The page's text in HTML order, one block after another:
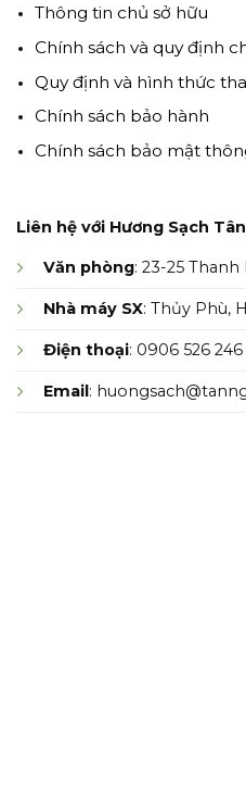
Thông tin chủ sở hữu
Chính sách và quy định
Quy định và hình thức
Chính sách bảo hành
Chính sách bảo mật
Liên hệ với Hương Sạch
Văn phòng: 23-25 Thanh
Nhà máy SX: Thủy Phù,
Điện thoại: 0906 526
Email: